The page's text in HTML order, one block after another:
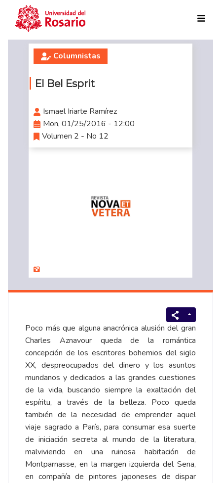
Skip to main content
Columnistas
El Bel Esprit
Ismael Iriarte Ramírez
Mon, 01/25/2016 - 12:00
Volumen 2 - No 12
Poco más que alguna anacrónica alusión del gran
Charles Aznavour queda de la romántica
concepción de los escritores bohemios del siglo
XX, despreocupados del dinero y los asuntos
mundanos y dedicados a las grandes cuestiones
de la vida, buscando siempre la exaltación del
espíritu, a través de la belleza. Poco queda
también de la necesidad de emprender aquel
viaje sagrado a París, para consumar esa suerte
de iniciación secreta al mundo de la literatura,
malviviendo en una ruinosa habitación de
Montparnasse, en la margen izquierda del Sena,
en compañía de pintores japoneses de dispar